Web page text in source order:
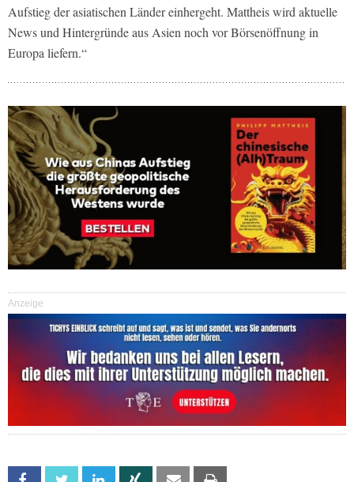
Aufstieg der asiatischen Länder einhergeht. Mattheis wird aktuelle
News und Hintergründe aus Asien noch vor Börsenöffnung in
Europa liefern.“
Anzeige